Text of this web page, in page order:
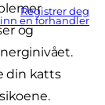
Registrer deg
en forhandler
og
din katts